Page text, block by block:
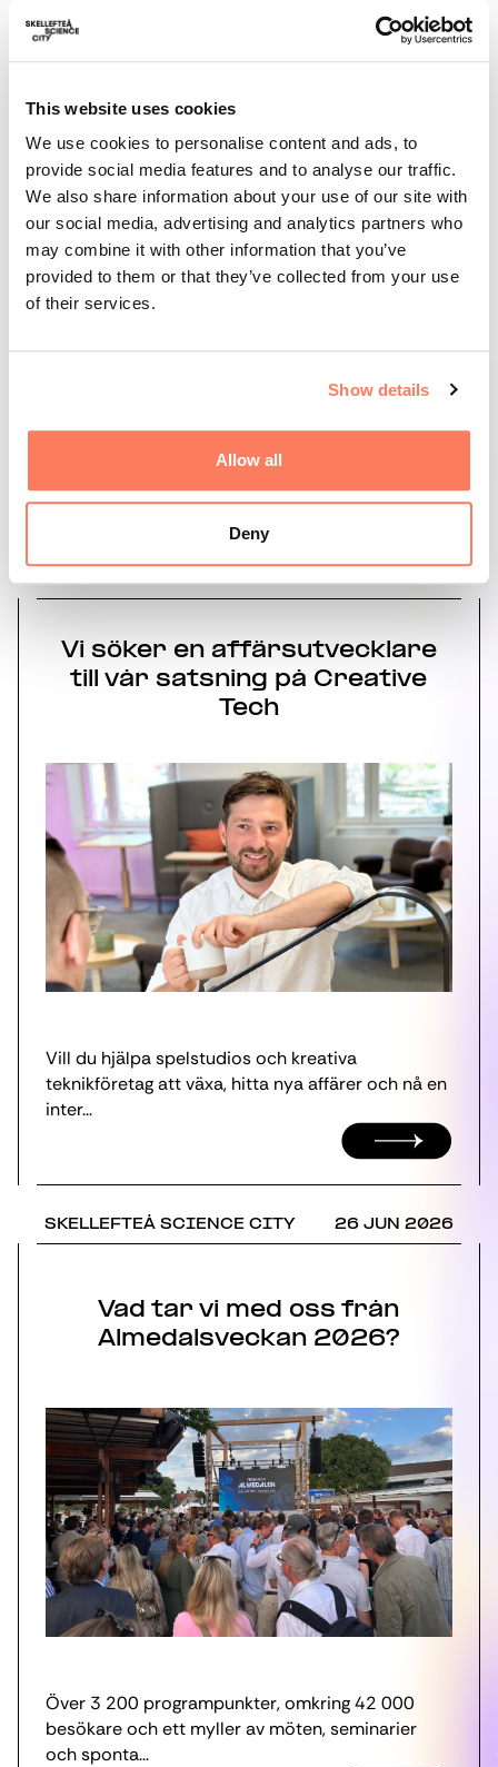
This website uses cookies
We use cookies to personalise content and ads, to
provide social media features and to analyse our traffic.
We also share information about your use of our site with
our social media, advertising and analytics partners who
may combine it with other information that you’ve
provided to them or that they’ve collected from your use
of their services.
Show details
Allow all
Deny
Hans Erik Nilsson, vice rektor för Mittuniversitetet
universitet.
Skellefteå Science City är en av åtta parter i projektet
Bothnia Green Energy som drivs av North Sweden
Cleantech.
Läs mer om projektet
Våra senaste nyheter
REKRYTERING 30 JUN 2026
Vi söker en affärsutvecklare
till vår satsning på Creative
Tech
Vill du hjälpa spelstudios och kreativa
teknikföretag att växa, hitta nya affärer och nå en
inter...
SKELLEFTEÅ SCIENCE CITY 26 JUN 2026
Vad tar vi med oss från
Almedalsveckan 2026?
Över 3 200 programpunkter, omkring 42 000
besökare och ett myller av möten, seminarier
och sponta...